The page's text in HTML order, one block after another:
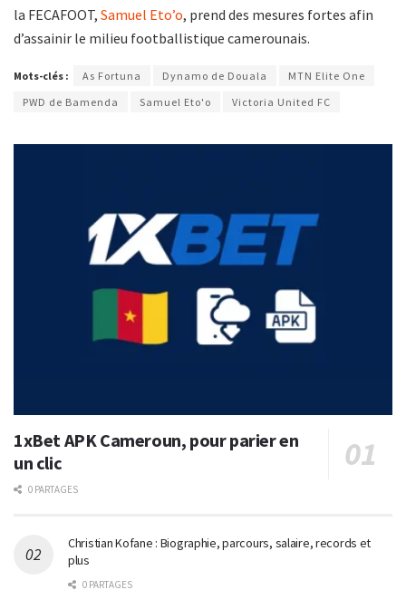
la FECAFOOT, Samuel Eto’o, prend des mesures fortes afin
d’assainir le milieu footballistique camerounais.
Mots-clés : As Fortuna Dynamo de Douala
MTN Elite One
PWD de Bamenda
Samuel Eto'o Victoria United FC
1xBet APK Cameroun, pour parier en
un clic
0 PARTAGES
Christian Kofane : Biographie, parcours, salaire, records et
plus
0 PARTAGES